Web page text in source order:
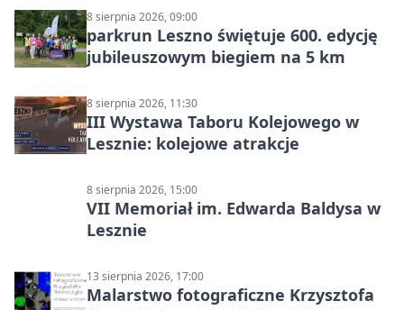
8 sierpnia 2026, 09:00
parkrun Leszno świętuje 600. edycję
jubileuszowym biegiem na 5 km
8 sierpnia 2026, 11:30
III Wystawa Taboru Kolejowego w
Lesznie: kolejowe atrakcje
8 sierpnia 2026, 15:00
VII Memoriał im. Edwarda Baldysa w
Lesznie
13 sierpnia 2026, 17:00
Malarstwo fotograficzne Krzysztofa